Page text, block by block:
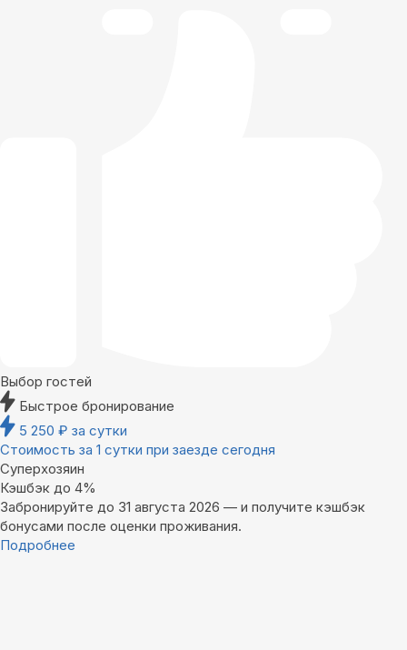
Выбор гостей
Быстрое бронирование
5 250 ₽ за сутки
Стоимость за 1 сутки при заезде сегодня
Суперхозяин
Кэшбэк до 4%
Забронируйте до 31 августа 2026 — и получите кэшбэк
бонусами после оценки проживания.
Подробнее